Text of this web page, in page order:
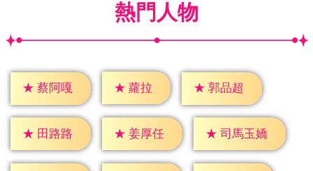
熱門人物
★ 蔡阿嘎 ★ 蘿拉 ★ 郭品超
★ 田路路 ★ 姜厚任 ★ 司馬玉嬌